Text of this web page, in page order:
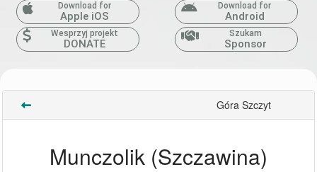
Download for
Apple iOS
Download for
Android
Wesprzyj projekt
DONATE
Szukam
Sponsor
Góra Szczyt
Munczolik (Szczawina)